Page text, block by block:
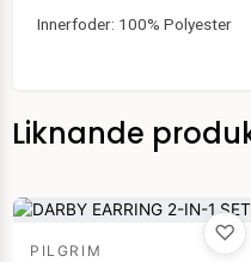
Innerfoder: 100% Polyester
Liknande
♡
PILGRIM